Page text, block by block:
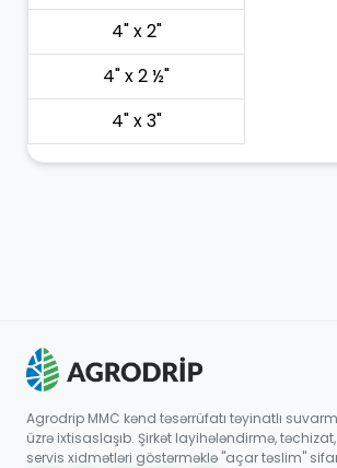
4" x 2"
4" x 2 ½"
4" x 3"
Agrodrip MMC kənd təsərrüfatı təyinatlı
üzrə ixtisaslaşıb. Şirkət layihələndirmə,
servis xidmətləri göstərməklə "açar təslim"